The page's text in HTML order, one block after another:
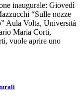
inaugurale: Giovedì
“Sulle nozze
Aula Volta, Università
Maria Corti,
vuole aprire uno